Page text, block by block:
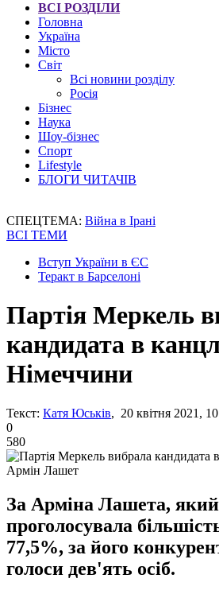
ВСІ РОЗДІЛИ
Головна
Україна
Місто
Світ
Всі новини розділу
Росія
Бізнес
Наука
Шоу-бізнес
Спорт
Lifestyle
БЛОГИ ЧИТАЧІВ
СПЕЦТЕМА: Війна в Ірані
ВСІ ТЕМИ
Вступ України в ЄС
Теракт в Барселоні
Партія Меркель
кандидата в
Німеччини
Текст: Катя Юськів, 20 квітня 2021,
0
580
Армін Лашет
За Арміна Лашета,
проголосувала
77,5%, за його
голоси дев'ять осіб.